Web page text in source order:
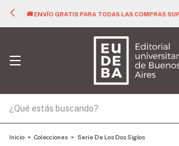
🚚 ENVÍO GRATIS PARA TODAS LAS COMPRAS
Inicio > Colecciones > Serie De Los Dos Siglos